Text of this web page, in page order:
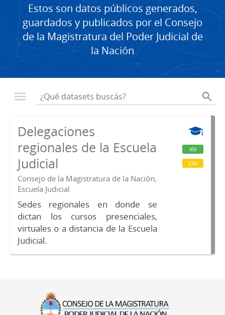
Estos son datos públicos generados,
guardados y publicados por el Consejo
de la Magistratura del Poder Judicial de
la Nación
Delegaciones
regionales de la Escuela
Judicial
Consejo de la Magistratura de la Nación,
Escuela Judicial
Sedes regionales en donde se
dictan los cursos presenciales,
virtuales o a distancia de la Escuela
Judicial.
xls
csv